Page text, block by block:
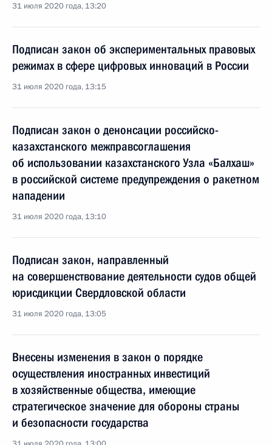
31 июля 2020 года, 13:20
Подписан закон об экспериментальных правовых
режимах в сфере цифровых инноваций в России
31 июля 2020 года, 13:15
Подписан закон о денонсации российско-
казахстанского межправсоглашения
об использовании казахстанского Узла «Балхаш»
в российской системе предупреждения о ракетном
нападении
31 июля 2020 года, 13:10
Подписан закон, направленный
на совершенствование деятельности судов общей
юрисдикции Свердловской области
31 июля 2020 года, 13:05
Внесены изменения в закон о порядке
осуществления иностранных инвестиций
в хозяйственные общества, имеющие
стратегическое значение для обороны страны
и безопасности государства